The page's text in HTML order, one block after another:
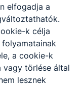
elfogadja a
k célja
folyamatainak
a cookie-k
vagy törlése által
lesznek